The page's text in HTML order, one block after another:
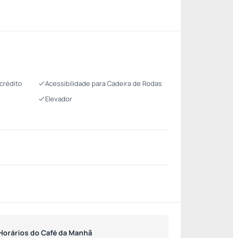
Acessibilidade para Cadeira de Rodas
Elevador
do Café da Manhã